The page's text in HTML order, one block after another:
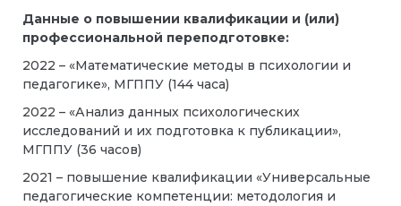
Данные о повышении квалификации и (или)
профессиональной переподготовке:
2022 – «Математические методы в психологии и
педагогике», МГППУ (144 часа)
2022 – «Анализ данных психологических
исследований и их подготовка к публикации»,
МГППУ (36 часов)
2021 – повышение квалификации «Универсальные
педагогические компетенции: методология и